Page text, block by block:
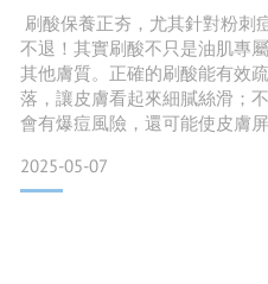
新
刷酸保養正夯，尤其針對粉刺
不退！其實刷酸不只是油肌專
其他膚質。正確的刷酸能有效
落，讓皮膚看起來細膩絲滑；
會有爆痘風險，還可能使皮膚
一層樓！ 什麼是刷酸？ 刷酸是
一定濃度的酸類塗抹在皮膚表
2025-05-07